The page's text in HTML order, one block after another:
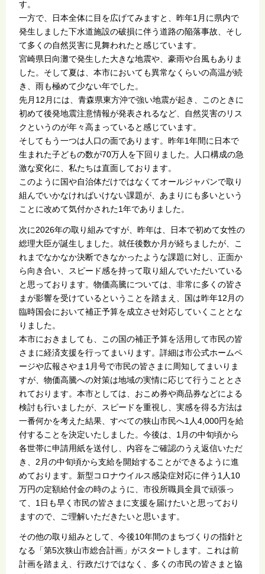
す。
一方で、日本全体に目を広げてみますと、昨年1月に県内で
発生しました下水道施設の破損に伴う道路の陥落事故、そし
て多くの自然災害に見舞われたと感じています。
宮崎県日向灘で発生した大きな地震や、豪雨や台風もありま
した。そして夏は、本市においても異常なくらいの高温が続
き、雨も極めて少ない年でした。
先月12月には、青森県東方沖で強い地震が起き、このときに
初めて後発地震注意情報が発表されるなど、自然災害のリス
クというのが年々高まっていると感じています。
そしてもう一つは人口の面であります。昨年1年間に日本で
生まれた子どもの数が70万人を下回りました。人口構成の急
激な変化に、私たちは直面しております。
このように国や自治体だけではなくてオールジャパンで取り
組んでいかなければいけない課題が、あまりにも多いという
ことに改めて気付かされた1年でありました。
次に2026年の取り組みですが、昨年は、日本で初めて女性の
総理大臣が誕生しました。就任後数か月が経ちましたが、こ
れまでなかなか決断できなかったような課題に対し、正面か
ら向き合い、スピード感を持って取り組んでいただいている
と思っております。物価高騰については、非常に多くの皆さ
まが影響を受けているということを踏まえ、国は昨年12月の
臨時国会において補正予算を成立させ対応していくこととな
りました。
本市におきましても、この国の補正予算を活用して市民の皆
さまに経済支援を行ってまいります。詳細は市公式ホームペ
ージや広報さやま1月号で市民の皆さまに周知してまいりま
すが、物価高騰への対策は地域の実情に応じて行うこととさ
れております。本市としては、おこめ券や商品券などによる
検討も行いましたが、スピードを重視し、実感を得る方法は
一番何かを考えた結果、すべての狭山市民へ1人4,000円を給
付することを決定いたしました。今後は、1月の中旬頃から
各世帯に申請用紙を送付し、内容をご確認のうえ返信いただ
き、2月の中旬頃から支給を開始することができるように進
めております。新型コロナウイルス感染症対応に伴う1人10
万円の定額給付金の時のように、市役所職員全員で頑張っ
て、1日も早く市民の皆さまに支援を届けたいと思っており
ますので、ご理解いただきたいと思います。
その他の取り組みとして、今後10年間のまちづくりの指針と
なる「第5次狭山市総合計画」がスタートします。これは前
計画を踏まえ、行政だけではなく、多くの市民の皆さまと協